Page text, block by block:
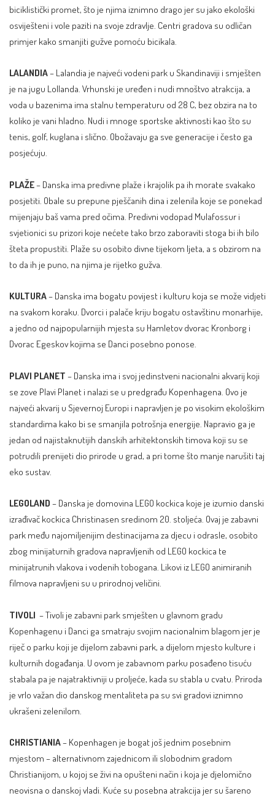
biciklistički promet, što je njima iznimno drago jer su jako ekološki
osviješteni i vole paziti na svoje zdravlje. Centri gradova su odličan
primjer kako smanjiti gužve pomoću bicikala.
LALANDIA– Lalandia je najveći vodeni park u Skandinaviji i smješten
je na jugu Lollanda. Vrhunski je uređen i nudi mnoštvo atrakcija, a
voda u bazenima ima stalnu temperaturu od 28 C, bez obzira na to
koliko je vani hladno. Nudi i mnoge sportske aktivnosti kao što su
tenis, golf, kuglana i slično. Obožavaju ga sve generacije i često ga
posjećuju.
PLAŽE– Danska ima predivne plaže i krajolik pa ih morate svakako
posjetiti. Obale su prepune pješčanih dina i zelenila koje se ponekad
mijenjaju baš vama pred očima. Predivni vodopad Mulafossur i
svjetionici su prizori koje nećete tako brzo zaboraviti stoga bi ih bilo
šteta propustiti. Plaže su osobito divne tijekom ljeta, a s obzirom na
to da ih je puno, na njima je rijetko gužva.
KULTURA– Danska ima bogatu povijest i kulturu koja se može vidjeti
na svakom koraku. Dvorci i palače kriju bogatu ostavštinu monarhije,
a jedno od najpopularnijih mjesta su Hamletov dvorac Kronborg i
Dvorac Egeskov kojima se Danci posebno ponose.
PLAVI PLANET – Danska ima i svoj jedinstveni nacionalni akvarij koji
se zove Plavi Planet i nalazi se u predgrađu Kopenhagena. Ovo je
najveći akvarij u Sjevernoj Europi i napravljen je po visokim ekološkim
standardima kako bi se smanjila potrošnja energije. Napravio ga je
jedan od najistaknutijih danskih arhitektonskih timova koji su se
potrudili prenijeti dio prirode u grad, a pri tome što manje narušiti taj
eko sustav.
LEGOLAND – Danska je domovina LEGO kockica koje je izumio danski
izrađivač kockica Christinasen sredinom 20. stoljeća. Ovaj je zabavni
park među najomiljenijim destinacijama za djecu i odrasle, osobito
zbog minijaturnih gradova napravljenih od LEGO kockica te
minijatrunih vlakova i vodenih tobogana. Likovi iz LEGO animiranih
filmova napravljeni su u prirodnoj veličini.
TIVOLI – Tivoli je zabavni park smješten u glavnom gradu
Kopenhagenu i Danci ga smatraju svojim nacionalnim blagom jer je
riječ o parku koji je dijelom zabavni park, a dijelom mjesto kulture i
kulturnih događanja. U ovom je zabavnom parku posađeno tisuću
stabala pa je najatraktivniji u proljeće, kada su stabla u cvatu. Priroda
je vrlo važan dio danskog mentaliteta pa su svi gradovi iznimno
ukrašeni zelenilom.
CHRISTIANIA– Kopenhagen je bogat još jednim posebnim
mjestom – alternativnom zajednicom ili slobodnim gradom
Christianijom, u kojoj se živi na opušteni način i koja je djelomično
neovisna o danskoj vladi. Kuće su posebna atrakcija jer su šareno